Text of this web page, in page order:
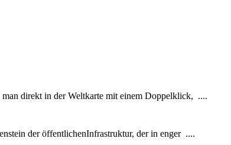
man direkt in der Weltkarte mit einem Doppelklick, ....
der öffentlichenInfrastruktur, der in enger ....